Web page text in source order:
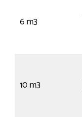
6 m3
10 m3